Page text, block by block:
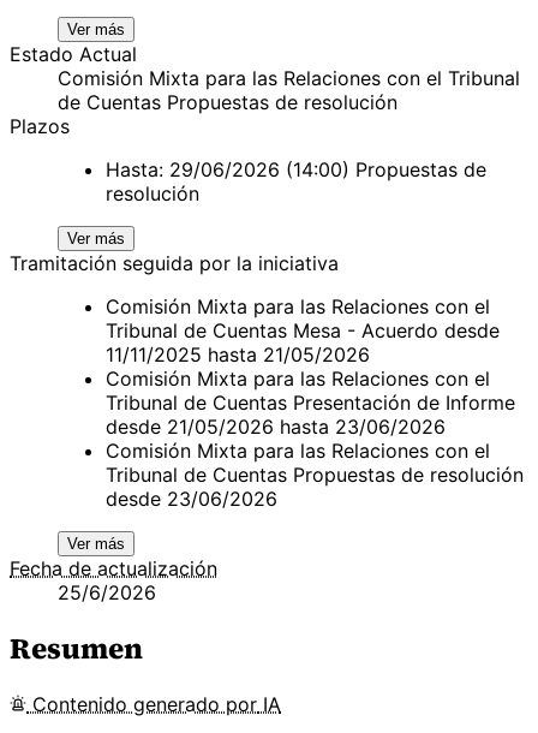
Ver más
Estado Actual
Comisión Mixta para las Relaciones con el Tribunal
de Cuentas Propuestas de resolución
Plazos
Hasta: 29/06/2026 (14:00) Propuestas de
resolución
Ver más
Tramitación seguida por la iniciativa
Comisión Mixta para las Relaciones con el
Tribunal de Cuentas Mesa - Acuerdo desde
11/11/2025 hasta 21/05/2026
Comisión Mixta para las Relaciones con el
Tribunal de Cuentas Presentación de Informe
desde 21/05/2026 hasta 23/06/2026
Comisión Mixta para las Relaciones con el
Tribunal de Cuentas Propuestas de resolución
desde 23/06/2026
Ver más
Fecha de actualización
25/6/2026
Resumen
Contenido generado por IA